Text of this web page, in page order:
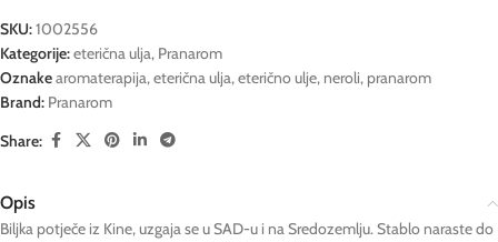
SKU:1002556
Kategorije:eterična ulja, Pranarom
Oznakearomaterapija,eterična ulja,eterično ulje, neroli, pranarom
Brand: Pranarom
Share:
Opis
Biljka potječe iz Kine, uzgaja se u SAD-u i na Sredozemlju. Stablo naraste do